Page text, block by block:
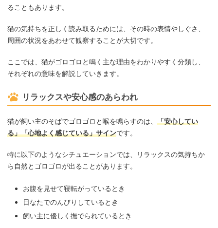
ることもあります。
猫の気持ちを正しく読み取るためには、その時の表情やしぐさ、
周囲の状況をあわせて観察することが大切です。
ここでは、猫がゴロゴロと鳴く主な理由をわかりやすく分類し、
それぞれの意味を解説していきます。
リラックスや安心感のあらわれ
猫が飼い主のそばでゴロゴロと喉を鳴らすのは、 「安心してい
る」「心地よく感じている」サインです。
特に以下のようなシチュエーションでは、リラックスの気持ちか
ら自然とゴロゴロが出ることがあります。
お腹を見せて寝転がっているとき
日なたでのんびりしているとき
飼い主に優しく撫でられているとき